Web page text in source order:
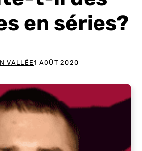
en séries?
VALLÉE1 AOÛT 2020